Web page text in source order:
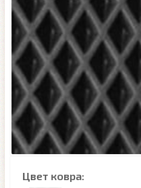
Цвет ковра: